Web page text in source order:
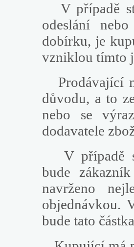
V případě
odeslání
dobírku, je
vzniklou tímto
Prodávající
důvodu, a to
nebo se
dodavatele
V případě
bude
navrženo
objednávkou.
bude tato